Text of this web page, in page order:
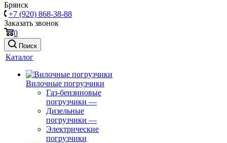
Брянск
+7 (920) 868-38-88
Заказать звонок
0
Поиск
Каталог
Вилочные погрузчики
Газ-бензиновые
погрузчики —
Дизельные
погрузчики —
Электрические
погрузчики